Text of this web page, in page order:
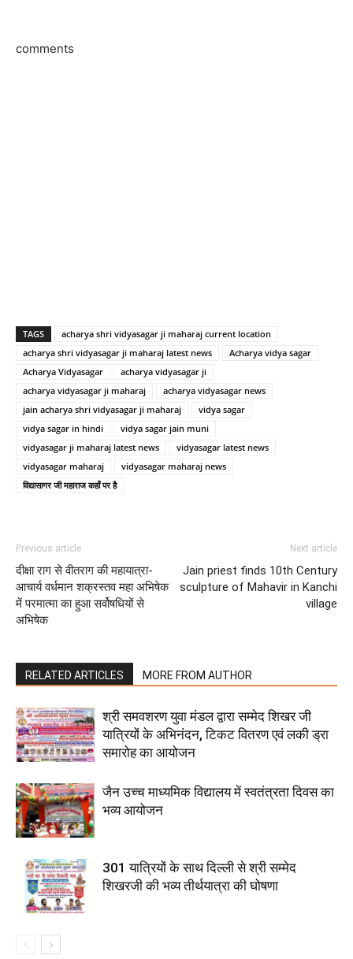
comments
TAGS
acharya shri vidyasagar ji maharaj current location
acharya shri vidyasagar ji maharaj latest news
Acharya vidya sagar
Acharya Vidyasagar
acharya vidyasagar ji
acharya vidyasagar ji maharaj
acharya vidyasagar news
jain acharya shri vidyasagar ji maharaj
vidya sagar
vidya sagar in hindi
vidya sagar jain muni
vidyasagar ji maharaj latest news
vidyasagar latest news
vidyasagar maharaj
vidyasagar maharaj news
विद्यासागर जी महाराज कहाँ पर है
Previous article
दीक्षा राग से वीतराग की महायात्रा-
आचार्य वर्धमान शक्रस्तव महा अभिषेक
में परमात्मा का हुआ सर्वोषधियों से
अभिषेक
Next article
Jain priest finds 10th Century
sculpture of Mahavir in Kanchi
village
RELATED ARTICLES MORE FROM AUTHOR
श्री समवशरण युवा मंडल द्वारा सम्मेद शिखर जी
यात्रियों के अभिनंदन, टिकट वितरण एवं लकी ड्रा
समारोह का आयोजन
जैन उच्च माध्यमिक विद्यालय में स्वतंत्रता दिवस का
भव्य आयोजन
301 यात्रियों के साथ दिल्ली से श्री सम्मेद
शिखरजी की भव्य तीर्थयात्रा की घोषणा